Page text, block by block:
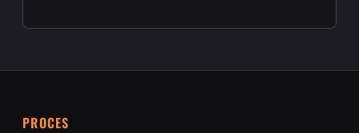
PROCES